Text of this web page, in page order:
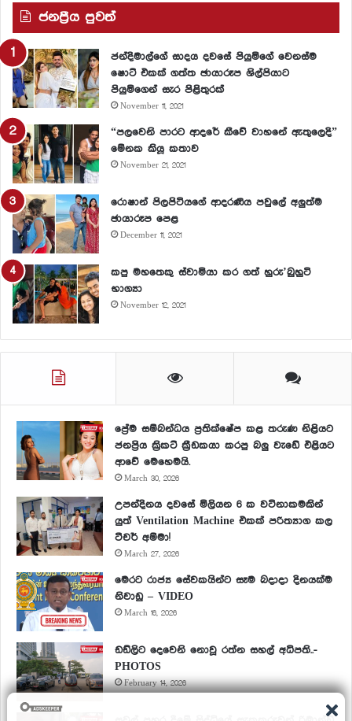
ජනප්‍රීය පුවත්
ජන්දිමාල්ගේ සාදය දවසේ පියුමිගේ වෙනස්ම
ෂොට් එකක් ගත්ත ඡායාරූප ශිල්පියාට
පියුමිගෙන් සැර පිළිතුරක්
November 11, 2021
“පලවෙනි පාරට ආදරේ කීවේ වාහනේ ඇතුලෙදි”
මේනක කියූ කතාව
November 21, 2021
රොෂාන් පිලපිටියගේ ආදරණීය පවුලේ අලුත්ම
ඡායාරූප පෙළ
December 11, 2021
කපු මහතෙකු ස්වාමියා කර ගත් හුරු’බුහුටි
භාග්‍යා
November 12, 2021
ප්‍රේම සම්බන්ධය ප්‍රතික්ෂේප කළ තරුණ නිළියට
ජනප්‍රිය ක්‍රිකට් ක්‍රීඩකයා කරපු බලු වැඩේ එළියට
ආවේ මෙහෙමයි.
March 30, 2026
උපන්දිනය දවසේ මිලියන 6 ක වටිනාකමකින්
යුත් Ventilation Machine එකක් පරිත්‍යාග කල
ටීචර් අම්මා!
March 27, 2026
මෙරට රාජ්‍ය සේවකයින්ට සෑම බදාදා දිනයක්ම
නිවාඩු – VIDEO
March 16, 2026
ඩඩ්ලිට දෙවෙනි නොවූ රත්න සහල් අධිපති..-
PHOTOS
February 14, 2026